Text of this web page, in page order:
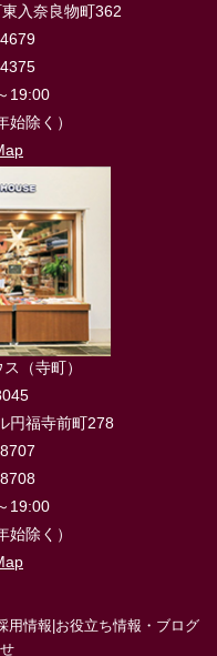
入奈良物町362
19:00
始除く）
（寺町）
円福寺前町278
19:00
始除く）
用情報 お役立ち情報・ブログ